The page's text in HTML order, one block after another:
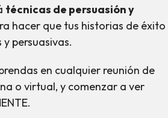
técnicas de persuasión y
hacer que tus historias de éxito
persuasivas.
en cualquier reunión de
o virtual, y comenzar a ver